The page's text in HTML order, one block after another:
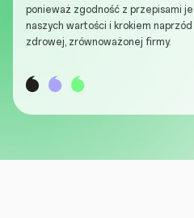
ponieważ zgodność z przepisami
naszych wartości i krokiem
zdrowej, zrównoważonej firmy.